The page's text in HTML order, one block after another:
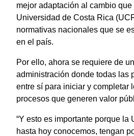
mejor adaptación al cambio
Universidad de Costa Rica
normativas nacionales que se
en el país.
Por ello, ahora se requiere de
administración donde todas las
entre sí para iniciar y completar
procesos que generen valor
“Y esto es importante porque la
hasta hoy conocemos, tengan